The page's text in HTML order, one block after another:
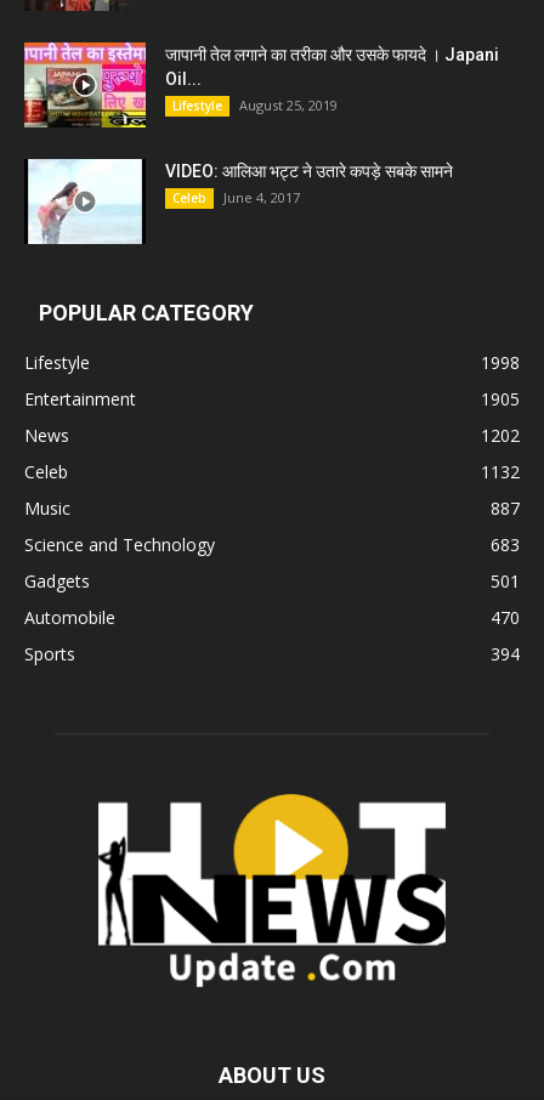
जापानी तेल लगाने का तरीका और उसके फायदे । Japani
Oil...
Lifestyle August 25, 2019
VIDEO: आलिआ भट्ट ने उतारे कपड़े सबके सामने
Celeb June 4, 2017
POPULAR CATEGORY
Lifestyle
1998
Entertainment
1905
News
1202
Celeb
1132
Music
887
Science and Technology
683
Gadgets
501
Automobile
470
Sports
394
ABOUT US